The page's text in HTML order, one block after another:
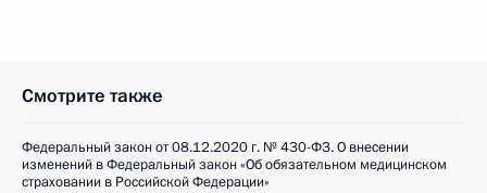
Смотрите также
Федеральный закон от 08.12.2020 г. № 430-ФЗ. О внесении
изменений в Федеральный закон «Об обязательном медицинском
страховании в Российской Федерации»